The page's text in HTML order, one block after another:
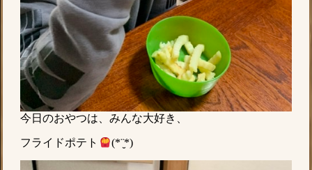
今日のおやつは、みんな大好き、
フライドポテト (*¨̮*)